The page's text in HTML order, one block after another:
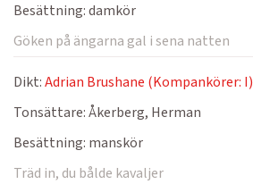
Besättning:damkör
Göken på ängarna gal i sena natten
Dikt:Adrian Brushane (Kompankörer: I)
Tonsättare:Åkerberg, Herman
Besättning: manskör
Träd in, du bålde kavaljer